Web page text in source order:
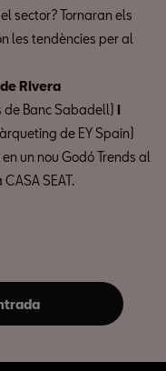
sector? Tornaran els
les tendències per al
Rivera
de Banc Sabadell) i
de EY Spain)
un nou Godó Trends al
SEAT.